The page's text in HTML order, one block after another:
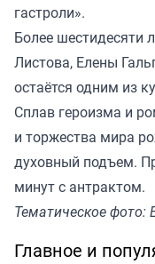
гастроли».
Более шестидесяти
Листова, Елены
остаётся одним из
Сплав героизма и
и торжества мира
духовный подъем.
минут с антрактом.
Тематическое фото:
Главное и